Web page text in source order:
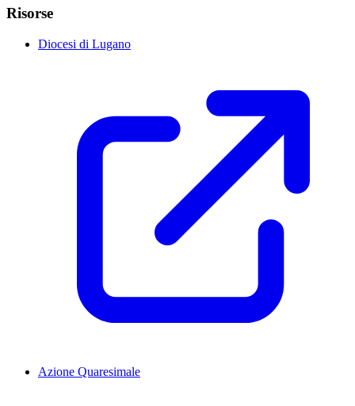
Risorse
Diocesi di Lugano
Azione Quaresimale